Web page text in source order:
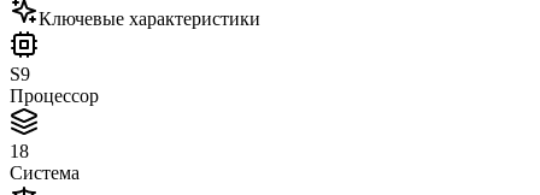
Ключевые характеристики
S9
Процессор
18
Система